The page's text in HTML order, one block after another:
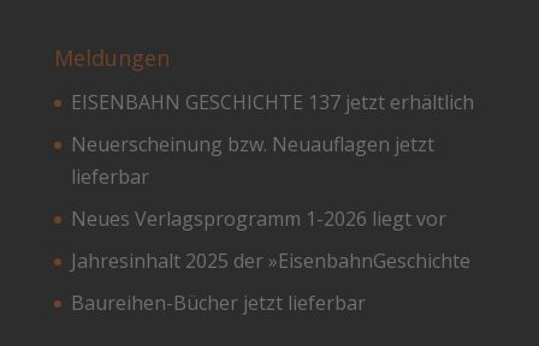
Meldungen
EISENBAHN GESCHICHTE 137 jetzt erhältlich
Neuerscheinung bzw. Neuauflagen jetzt
lieferbar
Neues Verlagsprogramm 1-2026 liegt vor
Jahresinhalt 2025 der »EisenbahnGeschichte
Baureihen-Bücher jetzt lieferbar